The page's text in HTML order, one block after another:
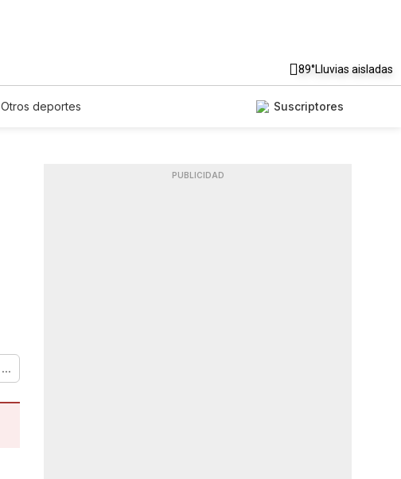
89°Lluvias aisladas
Otros deportes Suscriptores
...
PUBLICIDAD